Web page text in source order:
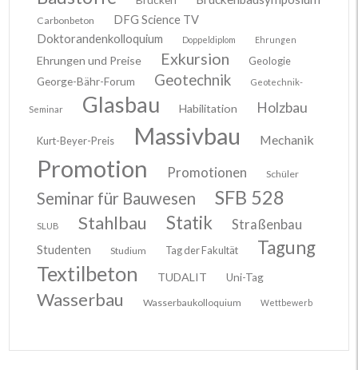
Carbonbeton
DFG Science TV
Doktorandenkolloquium
Doppeldiplom Ehrungen
Ehrungen und Preise Exkursion
Geologie
George-Bähr-Forum
Geotechnik Geotechnik-
Seminar Glasbau Habilitation Holzbau
Kurt-Beyer-Preis Massivbau Mechanik
Promotion Promotionen Schüler
Seminar für Bauwesen SFB 528
SLUB Stahlbau Statik Straßenbau
Studenten Studium Tag der Fakultät Tagung
Textilbeton TUDALIT Uni-Tag
Wasserbau Wasserbaukolloquium Wettbewerb